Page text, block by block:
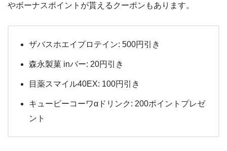
やボーナスポイントが貰えるクーポンもあります。
ザバスホエイプロテイン: 500円引き
森永製菓 inバー: 20円引き
目薬スマイル40EX: 100円引き
キューピーコーワαドリンク: 200ポイントプレゼ
ント